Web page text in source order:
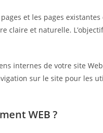
et les pages
claire et naturelle.
internes de votre site
sur le site pour les
WEB ?